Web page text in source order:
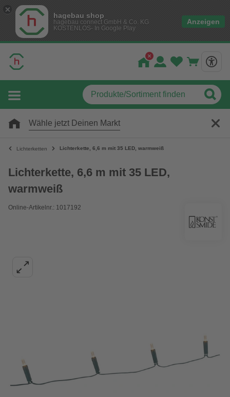
hagebau shop
hagebau connect GmbH & Co. KG
KOSTENLOS- In Google Play
Anzeigen
Wähle jetzt Deinen Markt
Lichterketten Lichterkette, 6,6 m mit 35 LED, warmweiß
Lichterkette, 6,6 m mit 35 LED,
warmweiß
Online-Artikelnr.: 1017192